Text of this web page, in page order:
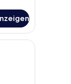
großen Bett,